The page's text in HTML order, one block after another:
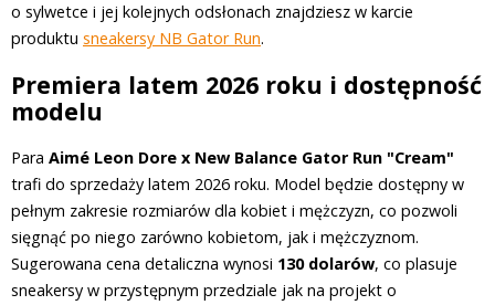
o sylwetce i jej kolejnych odsłonach znajdziesz w karcie
produktu sneakersy NB Gator Run.
Premiera latem 2026 roku i dostępność
modelu
Para Aimé Leon Dore x New Balance Gator Run "Cream"
trafi do sprzedaży latem 2026 roku. Model będzie dostępny w
pełnym zakresie rozmiarów dla kobiet i mężczyzn, co pozwoli
sięgnąć po niego zarówno kobietom, jak i mężczyznom.
Sugerowana cena detaliczna wynosi 130 dolarów, co plasuje
sneakersy w przystępnym przedziale jak na projekt o